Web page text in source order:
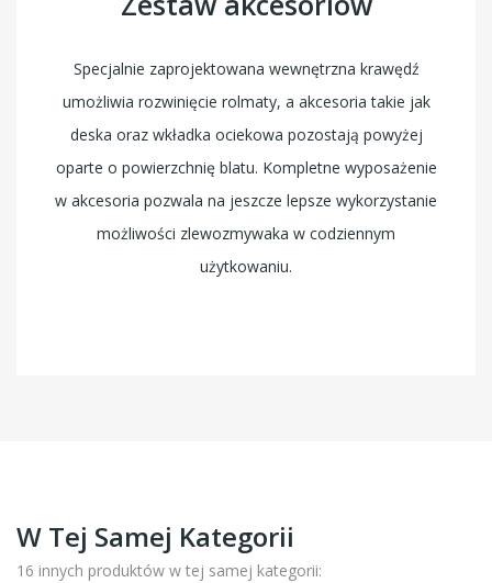
Specjalnie zaprojektowana wewnętrzna krawędź
umożliwia rozwinięcie rolmaty, a akcesoria takie jak
deska oraz wkładka ociekowa pozostają powyżej
oparte o powierzchnię blatu. Kompletne wyposażenie
w akcesoria pozwala na jeszcze lepsze wykorzystanie
możliwości zlewozmywaka w codziennym
użytkowaniu.
W Tej Samej Kategorii
16 innych produktów w tej samej kategorii: